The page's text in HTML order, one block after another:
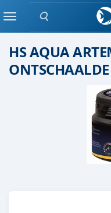
Zoeken
MenuKweek / opvokvoer
HS AQUA